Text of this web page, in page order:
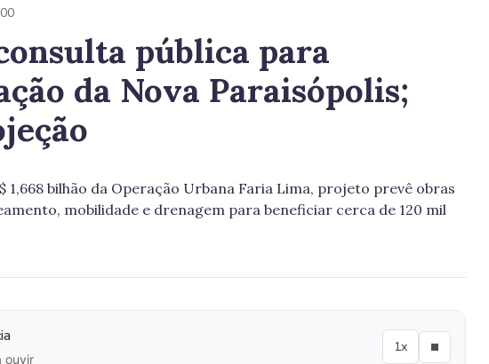
pública para
da Nova Paraisópolis;
1,668 bilhão da Operação Urbana Faria Lima, projeto prevê obras
mobilidade e drenagem para beneficiar cerca de 120 mil
ouvir
1x